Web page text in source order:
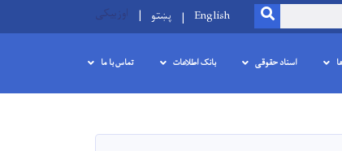
SEARCH
English پښتو اوزبیکی
اسناد حقوقی بانک اطلاعات تماس با ما